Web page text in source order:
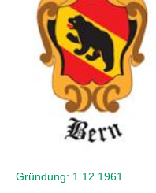
Gründung: 1.12.1961